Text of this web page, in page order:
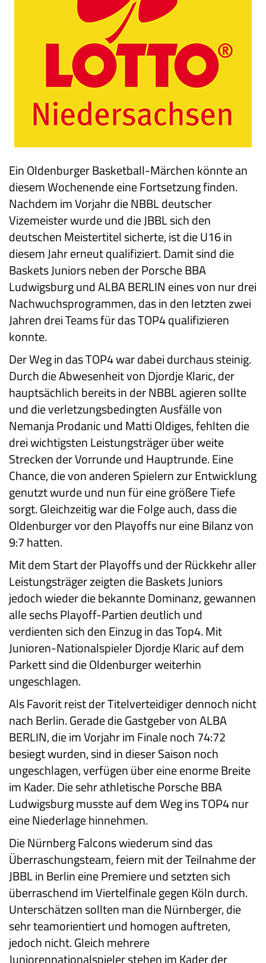
Ein Oldenburger Basketball-Märchen könnte an
diesem Wochenende eine Fortsetzung finden.
Nachdem im Vorjahr die NBBL deutscher
Vizemeister wurde und die JBBL sich den
deutschen Meistertitel sicherte, ist die U16 in
diesem Jahr erneut qualifiziert. Damit sind die
Baskets Juniors neben der Porsche BBA
Ludwigsburg und ALBA BERLIN eines von nur drei
Nachwuchsprogrammen, das in den letzten zwei
Jahren drei Teams für das TOP4 qualifizieren
konnte.
Der Weg in das TOP4 war dabei durchaus steinig.
Durch die Abwesenheit von Djordje Klaric, der
hauptsächlich bereits in der NBBL agieren sollte
und die verletzungsbedingten Ausfälle von
Nemanja Prodanic und Matti Oldiges, fehlten die
drei wichtigsten Leistungsträger über weite
Strecken der Vorrunde und Hauptrunde. Eine
Chance, die von anderen Spielern zur Entwicklung
genutzt wurde und nun für eine größere Tiefe
sorgt. Gleichzeitig war die Folge auch, dass die
Oldenburger vor den Playoffs nur eine Bilanz von
9:7 hatten.
Mit dem Start der Playoffs und der Rückkehr aller
Leistungsträger zeigten die Baskets Juniors
jedoch wieder die bekannte Dominanz, gewannen
alle sechs Playoff-Partien deutlich und
verdienten sich den Einzug in das Top4. Mit
Junioren-Nationalspieler Djordje Klaric auf dem
Parkett sind die Oldenburger weiterhin
ungeschlagen.
Als Favorit reist der Titelverteidiger dennoch nicht
nach Berlin. Gerade die Gastgeber von ALBA
BERLIN, die im Vorjahr im Finale noch 74:72
besiegt wurden, sind in dieser Saison noch
ungeschlagen, verfügen über eine enorme Breite
im Kader. Die sehr athletische Porsche BBA
Ludwigsburg musste auf dem Weg ins TOP4 nur
eine Niederlage hinnehmen.
Die Nürnberg Falcons wiederum sind das
Überraschungsteam, feiern mit der Teilnahme der
JBBL in Berlin eine Premiere und setzten sich
überraschend im Viertelfinale gegen Köln durch.
Unterschätzen sollten man die Nürnberger, die
sehr teamorientiert und homogen auftreten,
jedoch nicht. Gleich mehrere
Juniorennationalspieler stehen im Kader der